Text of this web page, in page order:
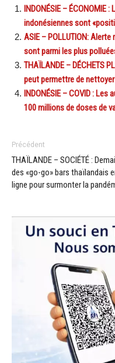
INDONÉSIE – ÉCONOMIE
indonésiennes sont
ASIE – POLLUTION:
sont parmi les plus
THAÏLANDE – DÉCHETS
peut permettre de
INDONÉSIE – COVID :
100 millions de doses de
Précédent
THAÏLANDE – SOCIÉTÉ :
des «go-go» bars thaïlandais
ligne pour surmonter la